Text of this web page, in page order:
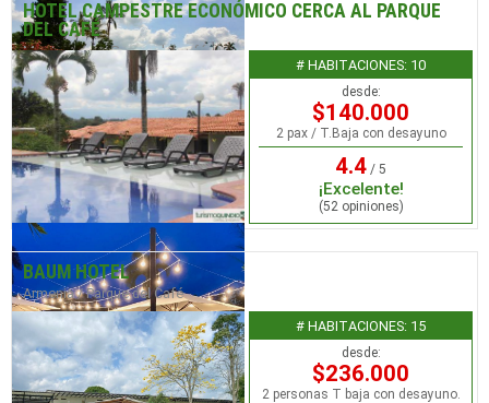
HOTEL CAMPESTRE ECONÓMICO CERCA AL PARQUE
DEL CAFÉ
Montenegro / Parque del café
# HABITACIONES: 10
desde:
$140.000
2 pax / T.Baja con desayuno
4.4 / 5
¡Excelente!
(52 opiniones)
BAUM HOTEL
Armenia / Parque del Café
# HABITACIONES: 15
desde:
$236.000
2 personas T baja con desayuno.